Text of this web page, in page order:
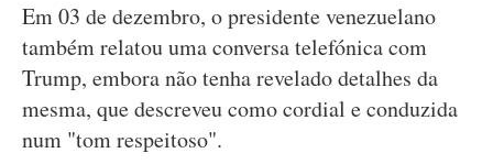
Em 03 de dezembro, o presidente venezuelano
também relatou uma conversa telefónica com
Trump, embora não tenha revelado detalhes da
mesma, que descreveu como cordial e conduzida
num "tom respeitoso".